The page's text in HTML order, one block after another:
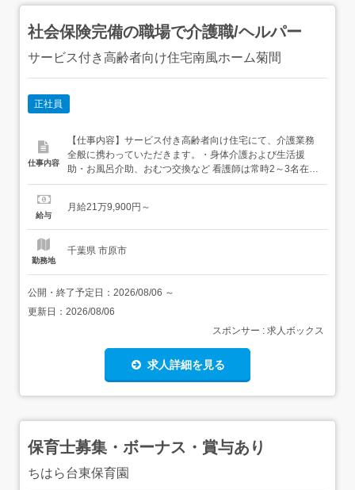
社会保険完備の職場で介護職/ヘルパー
サービス付き高齢者向け住宅南風ホーム菊間
正社員
仕事内容
【仕事内容】サービス付き高齢者向け住宅にて、介護業務
全般に携わっていただきます。・身体介護および生活援
助・お風呂介助、おむつ交換など 看護師は常時2～3名在籍
しており安心して働ける環境を整えています 雇入れ後の業
募要件>介護職員初任者研修(旧ヘルパー2級)以上<歓迎要件
給与
月給21万9,900円～
勤務地
千葉県 市原市
公開・終了予定日： 2026/08/06 ～
更新日： 2026/08/06
スポンサー : 求人ボックス
求人詳細を見る
保育士募集・ボーナス・賞与あり
ちはら台東保育園